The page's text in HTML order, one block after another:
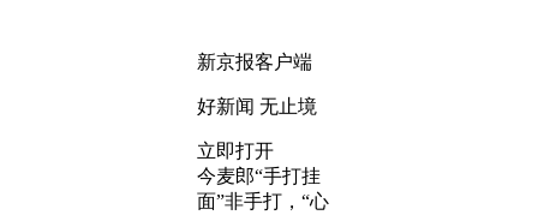
新京报客户端
好新闻 无止境
立即打开
今麦郎“手打挂
面”非手打，“心